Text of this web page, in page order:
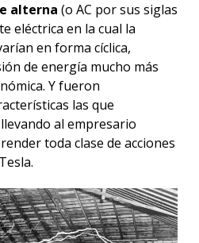
alterna (o AC por sus siglas
eléctrica en la cual la
en forma cíclica,
de energía mucho más
Y fueron
las que
al empresario
toda clase de acciones